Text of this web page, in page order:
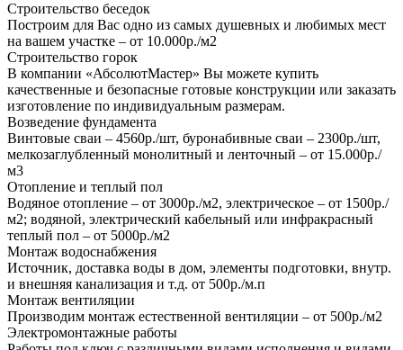
Строительство беседок
Построим для Вас одно из самых душевных и любимых мест
на вашем участке – от 10.000р./м2
Строительство горок
В компании «АбсолютМастер» Вы можете купить
качественные и безопасные готовые конструкции или заказать
изготовление по индивидуальным размерам.
Возведение фундамента
Винтовые сваи – 4560р./шт, буронабивные сваи – 2300р./шт,
мелкозаглубленный монолитный и ленточный – от 15.000р./
м3
Отопление и теплый пол
Водяное отопление – от 3000р./м2, электрическое – от 1500р./
м2; водяной, электрический кабельный или инфракрасный
теплый пол – от 5000р./м2
Монтаж водоснабжения
Источник, доставка воды в дом, элементы подготовки, внутр.
и внешняя канализация и т.д. от 500р./м.п
Монтаж вентиляции
Производим монтаж естественной вентиляции – от 500р./м2
Электромонтажные работы